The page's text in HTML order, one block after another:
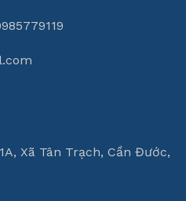
Xã Tân Trạch, Cần Đước,